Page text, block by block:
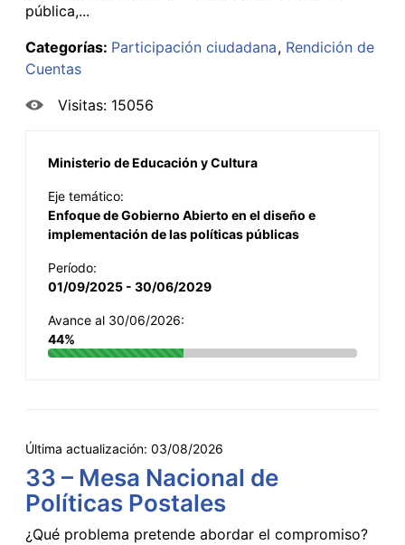
pública,...
Categorías: Participación ciudadana Rendición de
Cuentas
Visitas: 15056
Ministerio de Educación y Cultura
Eje temático:
Enfoque de Gobierno Abierto en el diseño e
implementación de las políticas públicas
Período:
01/09/2025 - 30/06/2029
Avance al 30/06/2026:
44%
Última actualización: 03/08/2026
33 – Mesa Nacional de
Políticas Postales
¿Qué problema pretende abordar el compromiso?